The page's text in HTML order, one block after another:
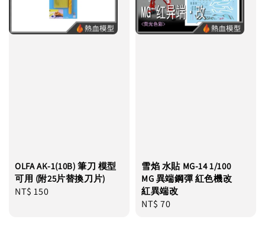
OLFA AK-1(10B) 筆刀 模型
可用 (附25片替換刀片)
Regular
NT$ 150
雪焰 水貼 MG-14 1/100
MG 異端鋼彈 紅色機改
紅異端改
Regular
NT$ 70